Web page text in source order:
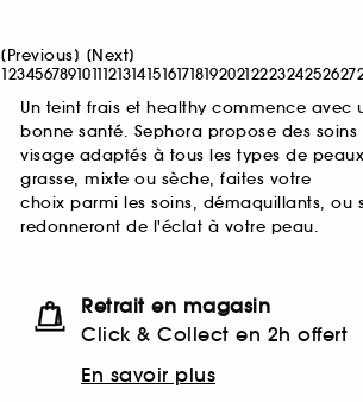
[Previous] [Next]
123456789101112131415161718192021222324252627
Un teint frais et healthy commence avec
bonne santé. Sephora propose des soins
visage adaptés à tous les types de
grasse, mixte ou sèche, faites votre
choix parmi les soins, démaquillants, ou
redonneront de l'éclat à votre peau.
Retrait en magasin
Click & Collect en 2h offert
En savoir plus